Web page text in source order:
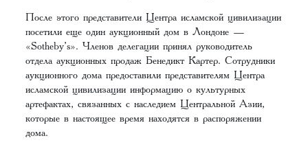
После этого представители Центра исламской цивилизации
посетили еще один аукционный дом в Лондоне —
«Sotheby’s». Членов делегации принял руководитель
отдела аукционных продаж Бенедикт Картер. Сотрудники
аукционного дома предоставили представителям Центра
исламской цивилизации информацию о культурных
артефактах, связанных с наследием Центральной Азии,
которые в настоящее время находятся в распоряжении
дома.